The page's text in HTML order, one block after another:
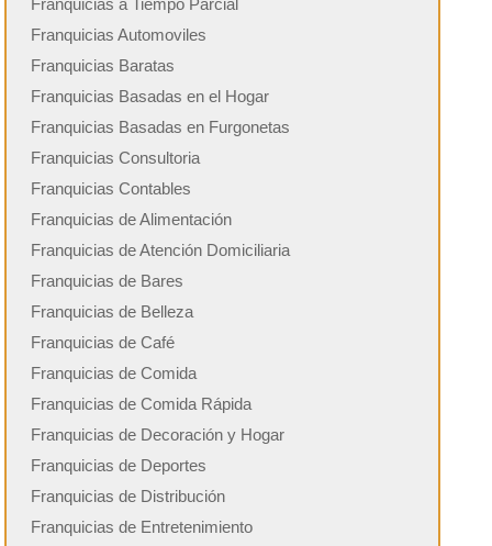
Franquicias Automoviles
Franquicias Baratas
Franquicias Basadas en el Hogar
Franquicias Basadas en Furgonetas
Franquicias Consultoria
Franquicias Contables
Franquicias de Alimentación
Franquicias de Atención Domiciliaria
Franquicias de Bares
Franquicias de Belleza
Franquicias de Café
Franquicias de Comida
Franquicias de Comida Rápida
Franquicias de Decoración y Hogar
Franquicias de Deportes
Franquicias de Distribución
Franquicias de Entretenimiento